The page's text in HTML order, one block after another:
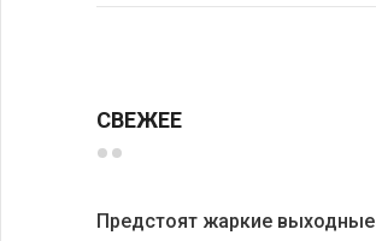
СВЕЖЕЕ
Предстоят жаркие выходные